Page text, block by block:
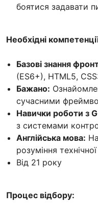
боятися задавати
Необхідні
Базові знання
(ES6+), HTML5,
Бажано:
сучасними
Навички роботи з
з системами
Англійська мова:
розуміння
Вiд 21 року
Процес відбору: